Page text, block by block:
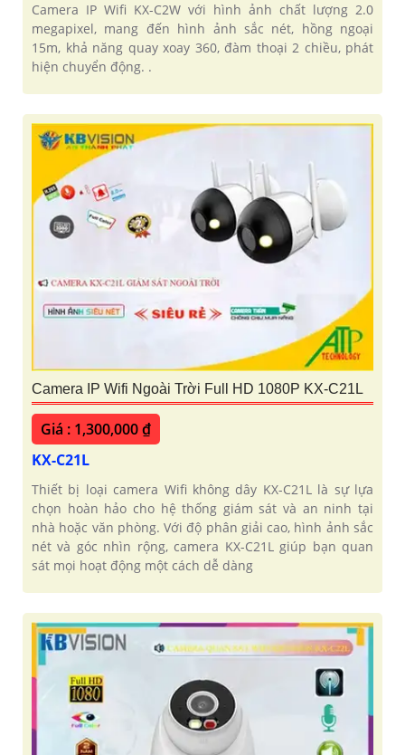
Camera IP Wifi KX-C2W với hình ảnh chất lượng 2.0
megapixel, mang đến hình ảnh sắc nét, hồng ngoại
15m, khả năng quay xoay 360, đàm thoại 2 chiều, phát
hiện chuyển động. .
Camera IP Wifi Ngoài Trời Full HD 1080P KX-C21L
Giá : 1,300,000 ₫
KX-C21L
Thiết bị loại camera Wifi không dây KX-C21L là sự lựa
chọn hoàn hảo cho hệ thống giám sát và an ninh tại
nhà hoặc văn phòng. Với độ phân giải cao, hình ảnh sắc
nét và góc nhìn rộng, camera KX-C21L giúp bạn quan
sát mọi hoạt động một cách dễ dàng